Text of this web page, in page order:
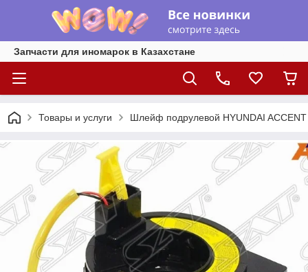
Запчасти для иномарок в Казахстане
Товары и услуги Шлейф подрулевой HYUNDAI